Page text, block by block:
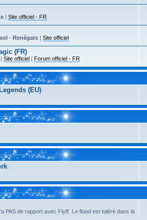
| Site officiel - FR
- Renégats | Site officiel
(FR)
| Site officiel | Forum officiel - FR
(EU)
PAS de rapport avec Flyff. Le flood est toléré dans la